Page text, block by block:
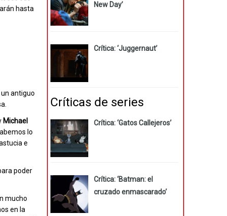
hasta
un antiguo
Michael
lo
e
poder
mucho
en la
New Day’
Crítica: ‘Juggernaut’
Críticas de series
Crítica: ‘Gatos Callejeros’
Crítica: ‘Batman: el
cruzado enmascarado’